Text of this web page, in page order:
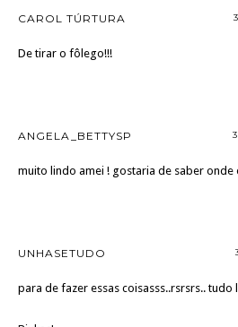
CAROL TÚRTURA
De tirar o fôlego!!!
ANGELA_BETTYSP
muito lindo amei ! gostaria de saber onde
UNHASETUDO
para de fazer essas coisasss..rsrsrs.. tudo